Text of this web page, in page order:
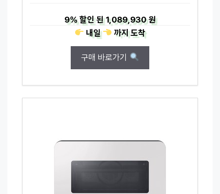
9%할인 된1,089,930 원
내일
까지도착
구매 바로가기